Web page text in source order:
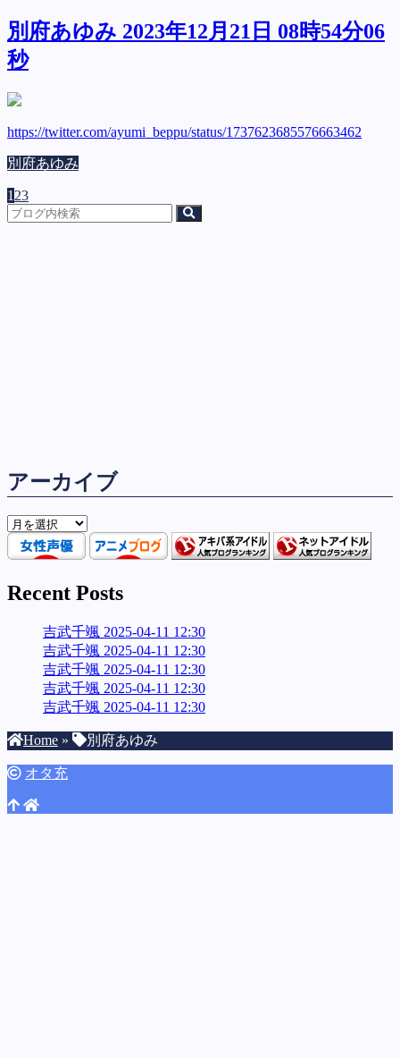
別府あゆみ 2023年12月21日 08時54分06
秒
https://twitter.com/ayumi_beppu/status/1737623685576663462
別府あゆみ
1 23
アーカイブ
ア
ー
カ
ブ
Recent Posts
吉武千颯 2025-04-11 12:30
吉武千颯 2025-04-11 12:30
吉武千颯 2025-04-11 12:30
吉武千颯 2025-04-11 12:30
吉武千颯 2025-04-11 12:30
Home » 別府あゆみ
オタ充